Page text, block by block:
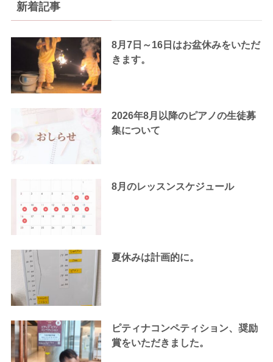
新着記事
8月7日～16日はお盆休みをいただ
きます。
2026年8月以降のピアノの生徒募
集について
8月のレッスンスケジュール
夏休みは計画的に。
ピティナコンペティション、奨励
賞をいただきました。